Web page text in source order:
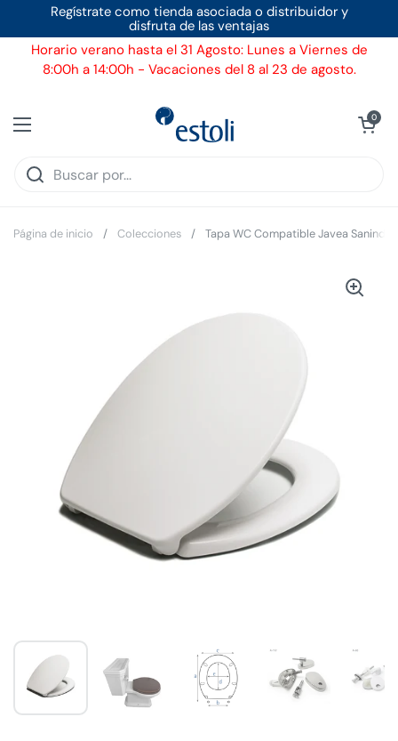
Ir al contenidoRegístrate como tienda asociada o distribuidor y
disfruta de las ventajas
Horario verano hasta el 31 Agosto: Lunes a Viernes de
8:00h a 14:00h - Vacaciones del 8 al 23 de agosto.
Abrir menú
Ver carrito
0
Página de inicio / Colecciones / Tapa WC Compatible Javea